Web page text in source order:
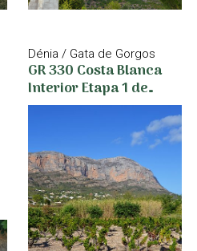
Dénia / Gata de Gorgos
GR 330 Costa Blanca
Interior Etapa 1 de
Dénia a Gata de Gorgos